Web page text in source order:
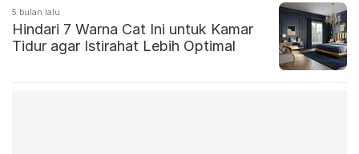
5 bulan lalu
Hindari 7 Warna Cat Ini untuk Kamar
Tidur agar Istirahat Lebih Optimal